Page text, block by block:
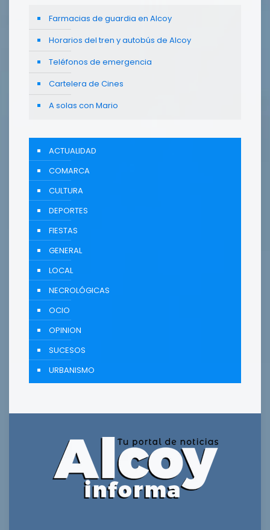
Farmacias de guardia en Alcoy
Horarios del tren y autobús de Alcoy
Teléfonos de emergencia
Cartelera de Cines
A solas con Mario
ACTUALIDAD
COMARCA
CULTURA
DEPORTES
FIESTAS
GENERAL
LOCAL
NECROLÓGICAS
OCIO
OPINION
SUCESOS
URBANISMO